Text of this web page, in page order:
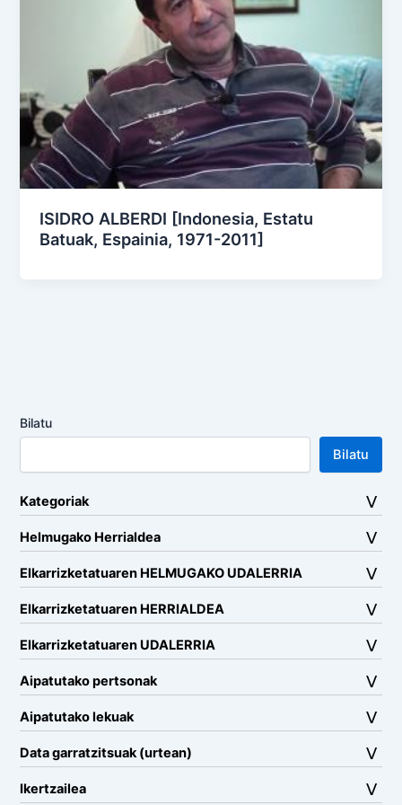
ISIDRO ALBERDI [Indonesia, Estatu
Batuak, Espainia, 1971-2011]
Bilatu
Bilatu
Kategoriak
Helmugako Herrialdea
Elkarrizketatuaren HELMUGAKO UDALERRIA
Elkarrizketatuaren HERRIALDEA
Elkarrizketatuaren UDALERRIA
Aipatutako pertsonak
Aipatutako lekuak
Data garratzitsuak (urtean)
Ikertzailea